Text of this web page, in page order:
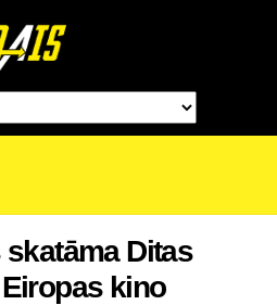
Ditas
kino